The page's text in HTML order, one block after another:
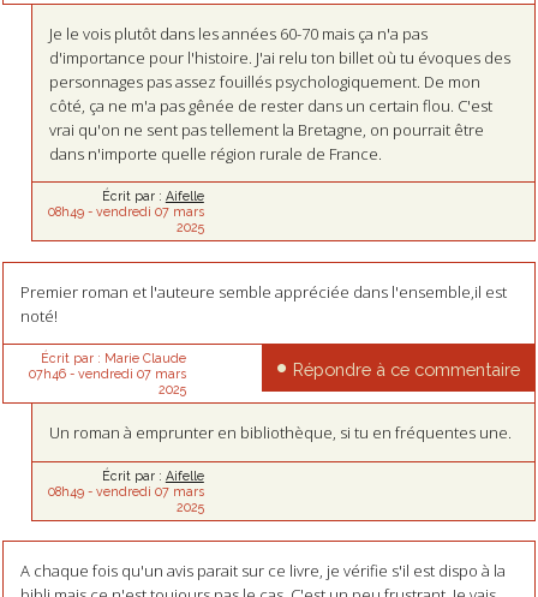
Je le vois plutôt dans les années 60-70 mais ça n'a pas
d'importance pour l'histoire. J'ai relu ton billet où tu évoques des
personnages pas assez fouillés psychologiquement. De mon
côté, ça ne m'a pas gênée de rester dans un certain flou. C'est
vrai qu'on ne sent pas tellement la Bretagne, on pourrait être
dans n'importe quelle région rurale de France.
Écrit par : Aifelle
08h49- vendredi 07 mars
2025
Premier roman et l'auteure semble appréciée dans l'ensemble,il est
noté!
Écrit par : Marie Claude
07h46- vendredi 07 mars
2025
Répondre à ce commentaire
Un roman à emprunter en bibliothèque, si tu en fréquentes une.
Écrit par : Aifelle
08h49- vendredi 07 mars
2025
A chaque fois qu'un avis parait sur ce livre, je vérifie s'il est dispo à la